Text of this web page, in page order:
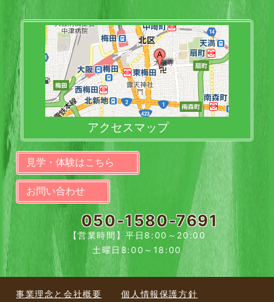
アクセスマップ
見学・体験はこちら
お問い合わせ
050-1580-7691
【営業時間】平日8:00～20:00
土曜日8:00～18:00
事業理念と会社概要 個人情報保護方針